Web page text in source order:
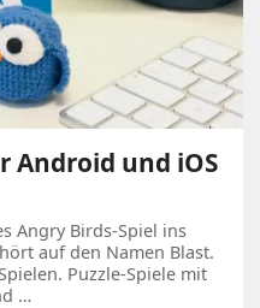
Android und iOS
Angry Birds-Spiel ins
auf den Namen Blast.
Puzzle-Spiele mit
…